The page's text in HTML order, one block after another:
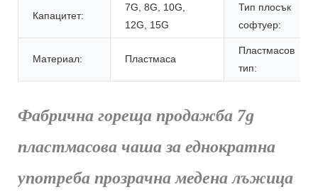
Капацитет:
7G, 8G, 10G,
12G, 15G
Тип плосък
софтуер:
Материал: Пластмаса
Пластмасов
тип:
Фабрична гореща продажба 7g
пластмасова чаша за еднократна
употреба прозрачна медена лъжица